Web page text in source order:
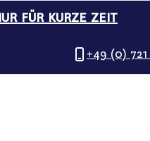
FÜR KURZE ZEIT
+49 (0)